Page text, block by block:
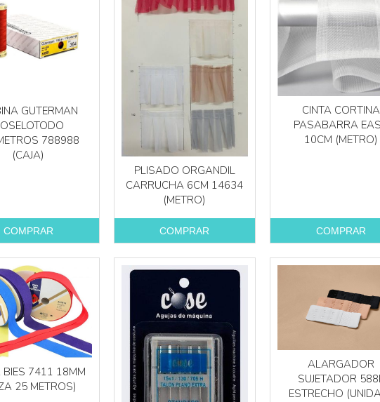
GUTERMAN
788988
(CAJA)
COMPRAR
PLISADO ORGANDIL
CARRUCHA 6CM 14634
(METRO)
COMPRAR
CINTA CORTINA
PASABARRA
10CM (METRO)
COMPRAR
BIES 7411 18MM
25 METROS)
ALARGADOR
SUJETADOR
ESTRECHO
Más info